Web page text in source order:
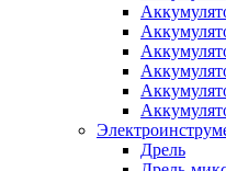
Дрель